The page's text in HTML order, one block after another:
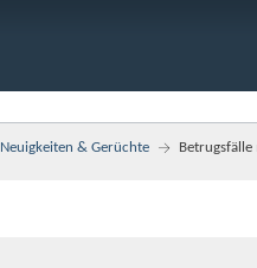
Neuigkeiten & Gerüchte Betrugsfälle